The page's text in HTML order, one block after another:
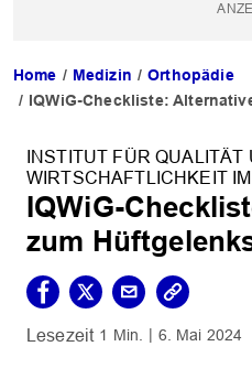
Home Medizin
Orthopädie
IQWiG-Checkliste:
INSTITUT FÜR QUALITÄT
WIRTSCHAFTLICHKEIT
IQWiG-
zum
1 Min. 6. Mai 2024